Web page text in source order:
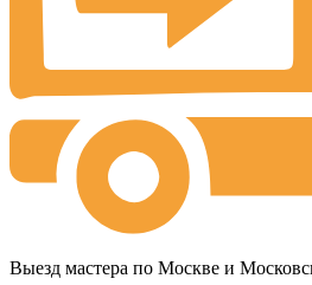
Выезд мастера по Москве и